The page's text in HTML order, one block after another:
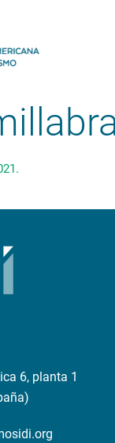
.
6, planta 1